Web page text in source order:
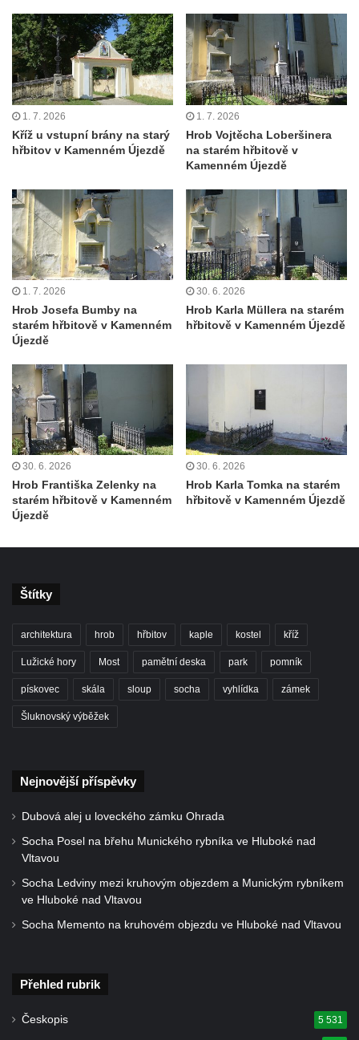
Balzerova kaple v Mikulášovicích
Kostel svatého Václava ve Šluknově
Kostel svatého Mikuláše v Třebušíně
Klášterní kostel svatého Františka z Assisi v
Zákupech
Kaple svatého Josefa u Zákup
Kostel svatých Fabiána a Šebestiána v
Kostel svatého Havla v Kuřívodech
Kaple Krista v žaláři u kostela Nalezení
svatého Kříže ve Frýdlantu
Kostel Nalezení svatého Kříže ve Frýdlantu
Kostel Krista Spasitele ve Frýdlantu
Kaple Getsemanské zahrady na křížové
Kaple Božího hrobu na Křížové cestě na
Křížovém vrchu ve Frýdlantu
Poustevna na Křížové cestě na Křížovém
vrchu ve Frýdlantu
Kostel svatého Jakuba Většího v Sokolově
Kostel Nanebevzetí Panny Marie ve
Slunečné
Kostel Božího Těla v Kraslicích
Kostel svaté Maří Magdalény v Karlových
Hrobová kaple na hřbitově v Rychnově u
Jablonce nad Nisou
Márnice/hřbitovní kaple na hřbitově v
Rychnově u Jablonce nad Nisou
v Krásné u Pěnčína
Výklenková kaple naproti domu čp. 34 v
Kostel svatého Josefa v Krásné u Pěnčína
1. 7. 2026
Kříž u vstupní brány na starý
hřbitov v Kamenném Újezdě
1. 7. 2026
Hrob Vojtěcha Loberšinera
na starém hřbitově v
Kamenném Újezdě
1. 7. 2026
Hrob Josefa Bumby na
starém hřbitově v Kamenném
Újezdě
30. 6. 2026
Hrob Karla Müllera na starém
hřbitově v Kamenném Újezdě
30. 6. 2026
Hrob Františka Zelenky na
starém hřbitově v Kamenném
Újezdě
30. 6. 2026
Hrob Karla Tomka na starém
hřbitově v Kamenném Újezdě
Štítky
architektura hrob hřbitov kaple kostel kříž
Lužické hory Most pamětní deska park pomník
pískovec skála sloup socha vyhlídka zámek
Šluknovský výběžek
Nejnovější příspěvky
Dubová alej u loveckého zámku Ohrada
Socha Posel na břehu Munického rybníka ve Hluboké nad
Vltavou
Socha Ledviny mezi kruhovým objezdem a Munickým rybníkem
ve Hluboké nad Vltavou
Socha Memento na kruhovém objezdu ve Hluboké nad Vltavou
Přehled rubrik
Českopis 5 531